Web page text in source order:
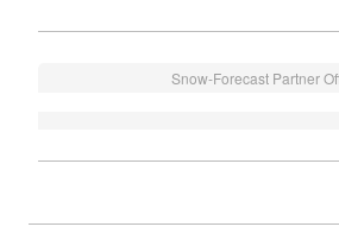
Snow-Forecast Partner